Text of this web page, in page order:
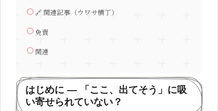
🔗 関連記事（ウワサ横丁）
免責
関連
はじめに — 「ここ、出てそう」に吸
い寄せられていない？